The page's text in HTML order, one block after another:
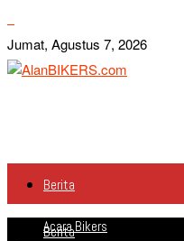
Jumat, Agustus 7, 2026
Berita
Acara Bikers
Berita